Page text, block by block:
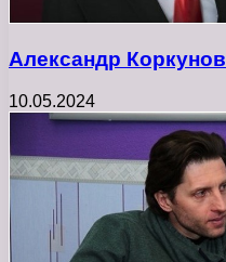
Александр Коркунов
10.05.2024